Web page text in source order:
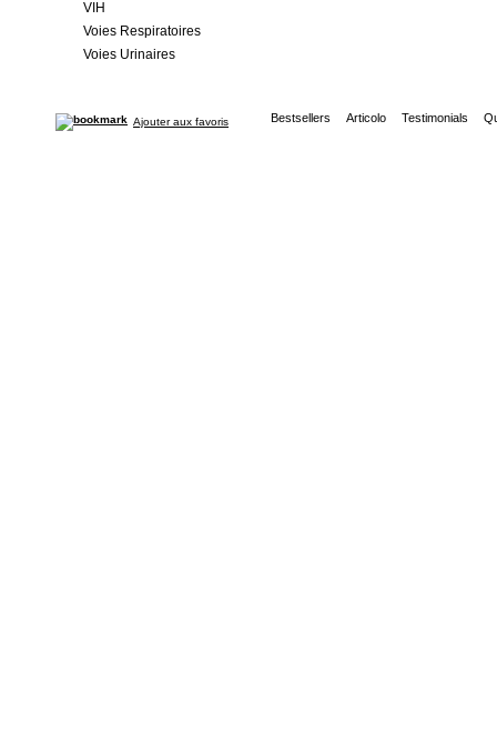
VIH
Voies Respiratoires
Voies Urinaires
Ajouter aux favoris Bestsellers Articolo Testimonials